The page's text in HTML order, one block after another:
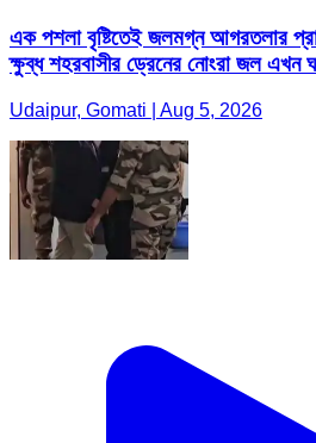
এক পশলা বৃষ্টিতেই জলমগ্ন আগরতলার
ক্ষুব্ধ শহরবাসীর ড্রেনের নোংরা জল এখন
Udaipur, Gomati | Aug 5, 2026